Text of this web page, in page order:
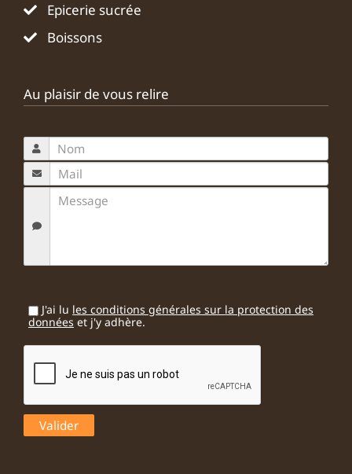
Epicerie sucrée
Boissons
Au plaisir de vous relire
J'ai lu les conditions générales sur la protection des
données et j'y adhère.